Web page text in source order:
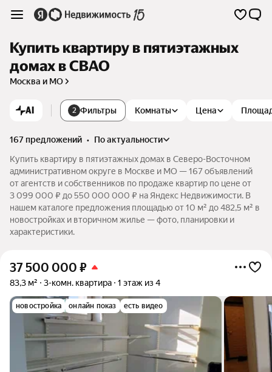
Купить квартиру в пятиэтажных
домах в СВАО
Москва и МО
AI 2 Фильтры Комнаты Цена
167 предложений •
по актуальности
Купить квартиру в пятиэтажных домах в Северо-Восточном
административном округе в Москве и МО — 167 объявлений
от агентств и собственников по продаже квартир по цене от
3 099 000 ₽ до 550 000 000 ₽ на Яндекс Недвижимости. В
нашем каталоге предложения площадью от 10 м² до 482,5 м² в
новостройках и вторичном жилье — фото, планировки и
характеристики.
37 500 000 ₽
83,3 м² 3-комн. квартира 1 этаж из 4
новостройка онлайн показ есть видео